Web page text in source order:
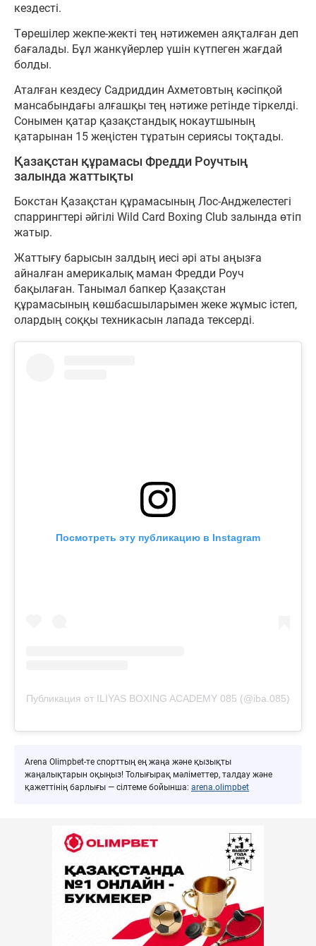
кездесті.
Төрешілер жекпе-жекті тең нәтижемен аяқталған деп
бағалады. Бұл жанкүйерлер үшін күтпеген жағдай
болды.
Аталған кездесу Садриддин Ахметовтың кәсіпқой
мансабындағы алғашқы тең нәтиже ретінде тіркелді.
Сонымен қатар қазақстандық нокаутшының
қатарынан 15 жеңістен тұратын сериясы тоқтады.
Қазақстан құрамасы Фредди Роучтың
залында жаттықты
Бокстан Қазақстан құрамасының Лос-Анджелестегі
спаррингтері әйгілі Wild Card Boxing Club залында өтіп
жатыр.
Жаттығу барысын залдың иесі әрі аты аңызға
айналған америкалық маман Фредди Роуч
бақылаған. Танымал бапкер Қазақстан
құрамасының көшбасшыларымен жеке жұмыс істеп,
олардың соққы техникасын лапада тексерді.
Посмотреть эту публикацию в Instagram
Публикация от ILIYAS BOXING ACADEMY 085 (@iba.085)
Arena Olimpbet-те спорттың ең жаңа және қызықты
жаңалықтарын оқыңыз! Толығырақ мәліметтер, талдау және
қажеттінің барлығы — сілтеме бойынша: arena.olimpbet